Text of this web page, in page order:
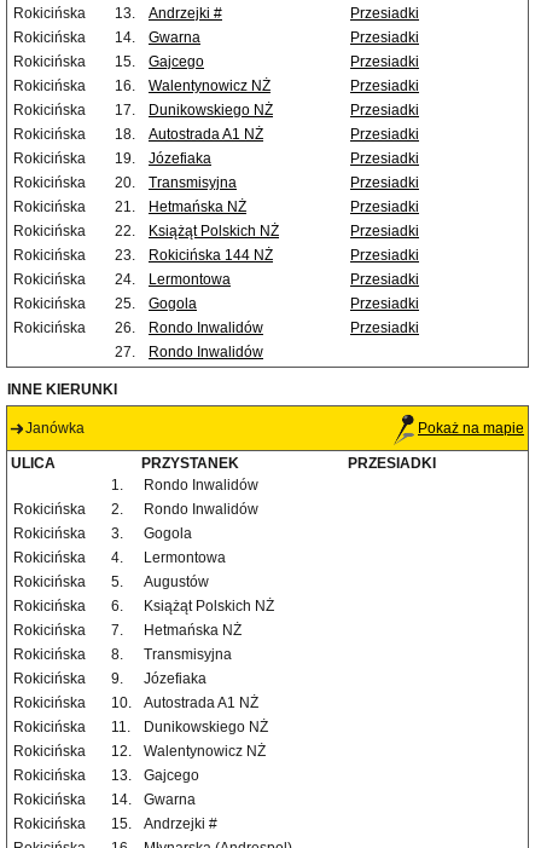
Rokicińska
13. Andrzejki #
Przesiadki
Rokicińska
14. Gwarna
Przesiadki
Rokicińska
15. Gajcego
Przesiadki
Rokicińska
16. Walentynowicz NŻ
Przesiadki
Rokicińska
17. Dunikowskiego NŻ
Przesiadki
Rokicińska
18. Autostrada A1 NŻ
Przesiadki
Rokicińska
19. Józefiaka
Przesiadki
Rokicińska
20. Transmisyjna
Przesiadki
Rokicińska
21. Hetmańska NŻ
Przesiadki
Rokicińska
22. Książąt Polskich NŻ
Przesiadki
Rokicińska
23. Rokicińska 144 NŻ
Przesiadki
Rokicińska
24. Lermontowa
Przesiadki
Rokicińska
25. Gogola
Przesiadki
Rokicińska
26. Rondo Inwalidów
Przesiadki
27.
Rondo Inwalidów
INNE KIERUNKI
Janówka Pokaż na mapie
ULICA PRZYSTANEK
PRZESIADKI
1.
Rondo Inwalidów
Rokicińska
2.
Rondo Inwalidów
Rokicińska
3.
Gogola
Rokicińska
4.
Lermontowa
Rokicińska
5.
Augustów
Rokicińska
6.
Książąt Polskich NŻ
Rokicińska
7.
Hetmańska NŻ
Rokicińska
8.
Transmisyjna
Rokicińska
9.
Józefiaka
Rokicińska
10.
Autostrada A1 NŻ
Rokicińska
11.
Dunikowskiego NŻ
Rokicińska
12.
Walentynowicz NŻ
Rokicińska
13.
Gajcego
Rokicińska
14.
Gwarna
Rokicińska
15.
Andrzejki #